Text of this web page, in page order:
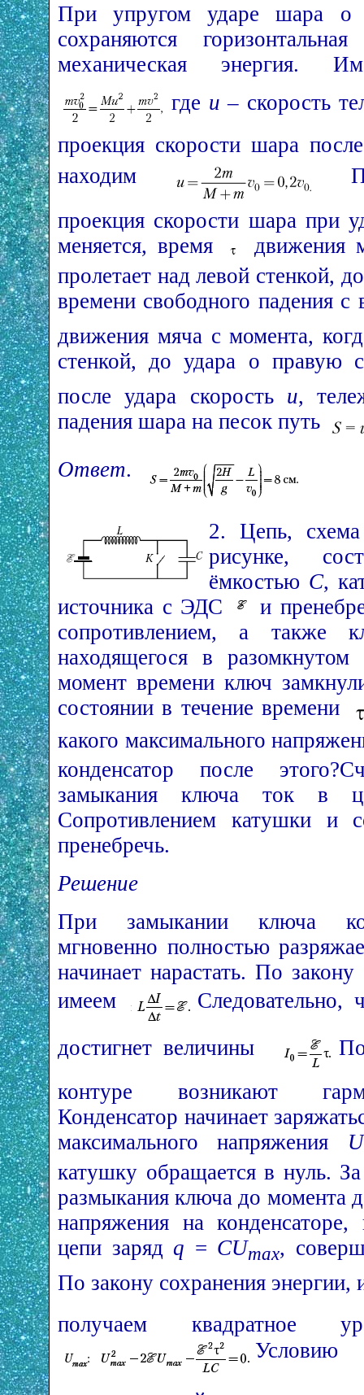
При упругом ударе шара о
сохраняются
механическая энергия.
где u – скорость
проекция скорости шара
находим
проекция скорости шара при
меняется, время
движения
пролетает над левой стенкой,
времени свободного падения
движения мяча с момента,
стенкой, до удара о правую
после удара скорость u,
падения шара на песок путь
Ответ.
2. Цепь,
рисунке,
ёмкостью C,
источника с ЭДС
и
сопротивлением, а также
находящегося в
момент времени ключ
состоянии в течение времени
какого максимального
конденсатор после
замыкания ключа ток в
Сопротивлением катушки и
пренебречь.
Решение
При замыкании ключа
мгновенно полностью
начинает нарастать. По
имеем
Следовательно,
достигнет величины
контуре возникают
Конденсатор начинает
максимального напряжения U
катушку обращается в нуль.
размыкания ключа до момента
напряжения на
цепи заряд q = CUmax,
По закону сохранения
получаем квадратное
Условию